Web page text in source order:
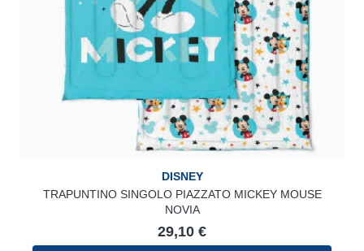
DISNEY
TRAPUNTINO SINGOLO PIAZZATO MICKEY MOUSE
NOVIA
29,10 €